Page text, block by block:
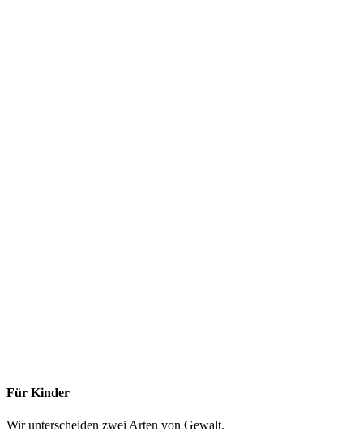
Für Kinder
Wir unterscheiden zwei Arten von Gewalt.